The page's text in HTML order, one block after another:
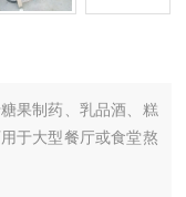
果制药、乳品酒、糕
于大型餐厅或食堂熬